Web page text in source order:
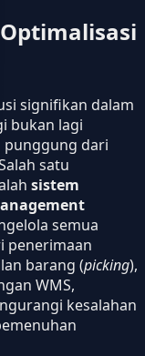
signifikan dalam
bukan lagi
punggung dari
satu
sistem
semua
penerimaan
barang (picking),
WMS,
kesalahan